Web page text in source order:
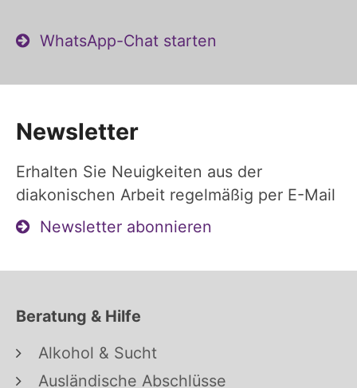
WhatsApp-Chat starten
Newsletter
Erhalten Sie Neuigkeiten aus der
diakonischen Arbeit regelmäßig per E-Mail
Newsletter abonnieren
Beratung & Hilfe
Alkohol & Sucht
Ausländische Abschlüsse